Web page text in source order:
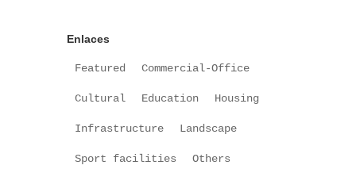
Enlaces
Featured Commercial-Office
Cultural Education Housing
Infrastructure Landscape
Sport facilities Others